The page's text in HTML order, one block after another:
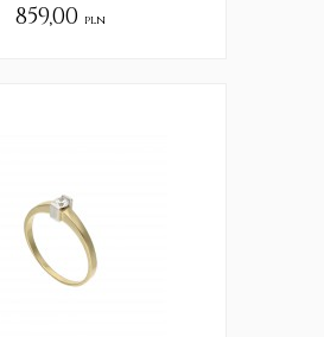
859,00 pln